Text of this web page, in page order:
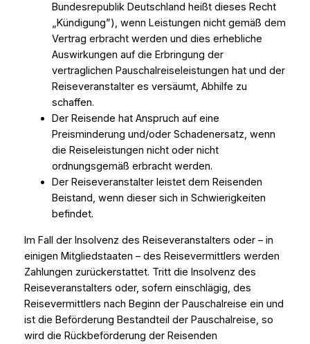
Bundesrepublik Deutschland heißt dieses Recht
„Kündigung”), wenn Leistungen nicht gemäß dem
Vertrag erbracht werden und dies erhebliche
Auswirkungen auf die Erbringung der
vertraglichen Pauschalreiseleistungen hat und der
Reiseveranstalter es versäumt, Abhilfe zu
schaffen.
Der Reisende hat Anspruch auf eine
Preisminderung und/oder Schadenersatz, wenn
die Reiseleistungen nicht oder nicht
ordnungsgemäß erbracht werden.
Der Reiseveranstalter leistet dem Reisenden
Beistand, wenn dieser sich in Schwierigkeiten
befindet.
Im Fall der Insolvenz des Reiseveranstalters oder – in
einigen Mitgliedstaaten – des Reisevermittlers werden
Zahlungen zurückerstattet. Tritt die Insolvenz des
Reiseveranstalters oder, sofern einschlägig, des
Reisevermittlers nach Beginn der Pauschalreise ein und
ist die Beförderung Bestandteil der Pauschalreise, so
wird die Rückbeförderung der Reisenden